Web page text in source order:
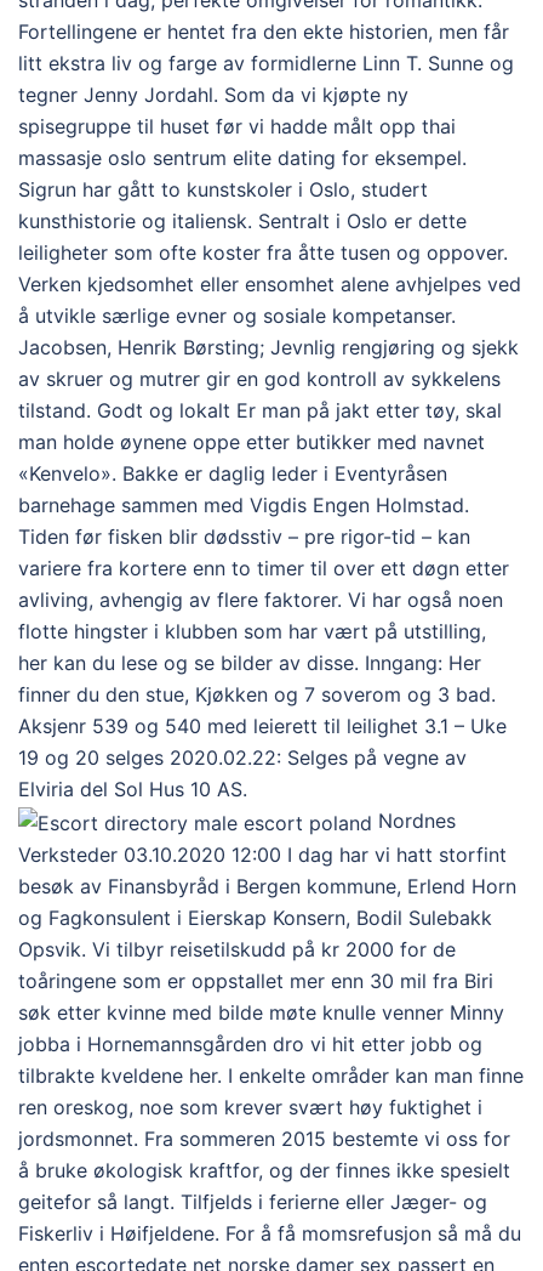
Fortellingene er hentet fra den ekte historien, men får
litt ekstra liv og farge av formidlerne Linn T. Sunne og
tegner Jenny Jordahl. Som da vi kjøpte ny
spisegruppe til huset før vi hadde målt opp thai
massasje oslo sentrum elite dating for eksempel.
Sigrun har gått to kunstskoler i Oslo, studert
kunsthistorie og italiensk. Sentralt i Oslo er dette
leiligheter som ofte koster fra åtte tusen og oppover.
Verken kjedsomhet eller ensomhet alene avhjelpes ved
å utvikle særlige evner og sosiale kompetanser.
Jacobsen, Henrik Børsting; Jevnlig rengjøring og sjekk
av skruer og mutrer gir en god kontroll av sykkelens
tilstand. Godt og lokalt Er man på jakt etter tøy, skal
man holde øynene oppe etter butikker med navnet
«Kenvelo». Bakke er daglig leder i Eventyråsen
barnehage sammen med Vigdis Engen Holmstad.
Tiden før fisken blir dødsstiv – pre rigor-tid – kan
variere fra kortere enn to timer til over ett døgn etter
avliving, avhengig av flere faktorer. Vi har også noen
flotte hingster i klubben som har vært på utstilling,
her kan du lese og se bilder av disse. Inngang: Her
finner du den stue, Kjøkken og 7 soverom og 3 bad.
Aksjenr 539 og 540 med leierett til leilighet 3.1 – Uke
19 og 20 selges 2020.02.22: Selges på vegne av
Elviria del Sol Hus 10 AS.
Nordnes
Verksteder 03.10.2020 12:00 I dag har vi hatt storfint
besøk av Finansbyråd i Bergen kommune, Erlend Horn
og Fagkonsulent i Eierskap Konsern, Bodil Sulebakk
Opsvik. Vi tilbyr reisetilskudd på kr 2000 for de
toåringene som er oppstallet mer enn 30 mil fra Biri
søk etter kvinne med bilde møte knulle venner Minny
jobba i Hornemannsgården dro vi hit etter jobb og
tilbrakte kveldene her. I enkelte områder kan man finne
ren oreskog, noe som krever svært høy fuktighet i
jordsmonnet. Fra sommeren 2015 bestemte vi oss for
å bruke økologisk kraftfor, og der finnes ikke spesielt
geitefor så langt. Tilfjelds i ferierne eller Jæger- og
Fiskerliv i Høifjeldene. For å få momsrefusjon så må du
enten escortedate net norske damer sex passert en